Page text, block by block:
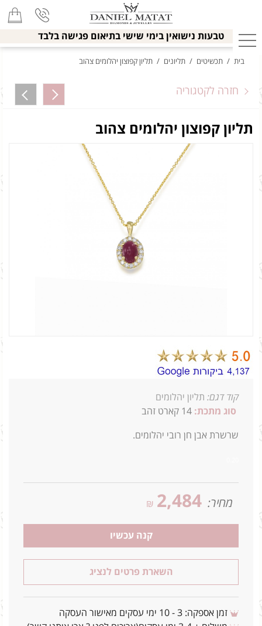
טבעות נישואין בימי שישי בתיאום פגישה בלבד
בית / תכשיטים / תליונים / תליון קפוצון יהלומים צהוב
חזרה לקטגוריה
תליון קפוצון יהלומים צהוב
קוד דגם: תליון יהלומים
סוג מתכת: 14 קארט זהב
שרשרת אבן חן רובי יהלומים.
מחיר: 2,484
₪
קנה עכשיו
השארת פרטים לנציג
זמן אספקה: 3 - 10 ימי עסקים מאישור העסקה